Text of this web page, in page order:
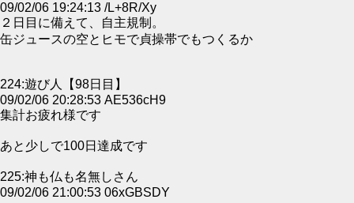
09/02/06 19:24:13 /L+8R/Xy
２日目に備えて、自主規制。
缶ジュースの空とヒモで貞操帯でもつくるか
224:遊び人【98日目】
09/02/06 20:28:53 AE536cH9
集計お疲れ様です
あと少しで100日達成です
225:神も仏も名無しさん
09/02/06 21:00:53 06xGBSDY